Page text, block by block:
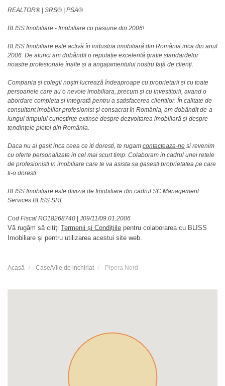
REALTOR®️ | SRS®️ | PSA®️
BLISS Imobiliare - Imobiliare cu pasiune din 2006!
BLISS Imobiliare este activă în industria imobiliară din România inca din anul
2006. De atunci am dobândit o reputație excelentă gratie standardelor
noastre profesionale înalte și a angajamentului nostru față de clienți.
Compania și colegii noștri lucrează îndeaproape cu proprietarii și cu toate
persoanele care au o nevoie imobiliara, precum și cu investitorii, avand o
abordare completa și integrată pentru a satisfacerea clientilor. În calitate de
consultant imobiliar profesionist și consacrat în România, am dobândit de-a
lungul timpului cunoștințe extinse despre dezvoltarea imobiliară și despre
tendințele pietei din România.
Daca nu ai gasit inca ceea ce iti doresti, te rugam contacteaza-ne si revenim
cu oferte personalizate in cel mai scurt timp. Colaboram in cadrul unei retele
de profesionisti in imobiliare care te va asista sa gasesti proprietatea pe care
ti-o doresti.
BLISS Imobiliare este divizia de Imobiliare din cadrul SC Management
Services BLISS SRL
Cod Fiscal RO18268740 | J09/11/09.01.2006
Vă rugăm să citiți Termenii și Condițiile pentru colaborarea cu BLISS
Imobiliare și pentru utilizarea acestui site web.
Acasă Case/Vile de inchiriat Pipera Nord